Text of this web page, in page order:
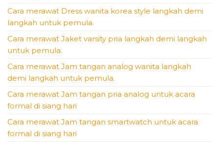
Cara merawat Dress wanita korea style langkah demi
langkah untuk pemula.
Cara merawat Jaket varsity pria langkah demi langkah
untuk pemula.
Cara merawat Jam tangan analog wanita langkah
demi langkah untuk pemula.
Cara merawat Jam tangan pria analog untuk acara
formal di siang hari
Cara merawat Jam tangan smartwatch untuk acara
formal di siang hari